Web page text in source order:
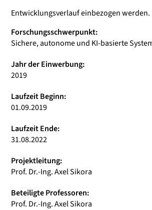
Entwicklungsverlauf einbezogen werden.
Forschungsschwerpunkt:
Sichere, autonome und KI-basierte
Jahr der Einwerbung:
2019
Laufzeit Beginn:
01.09.2019
Laufzeit Ende:
31.08.2022
Projektleitung:
Prof. Dr.-Ing. Axel Sikora
Beteiligte Professoren:
Prof. Dr.-Ing. Axel Sikora